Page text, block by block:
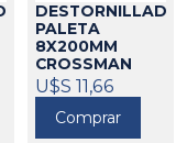
PALETA
8X200MM
CROSSMAN
550017
U$S 11,66
Comprar